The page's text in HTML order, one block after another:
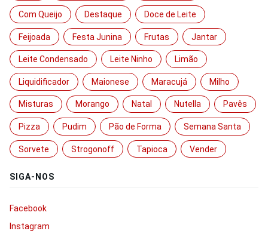
Com Queijo Destaque Doce de Leite
Feijoada Festa Junina Frutas Jantar
Leite Condensado Leite Ninho Limão
Liquidificador Maionese Maracujá Milho
Misturas Morango Natal Nutella Pavês
Pizza Pudim Pão de Forma Semana Santa
Sorvete Strogonoff Tapioca Vender
SIGA-NOS
Facebook
Instagram